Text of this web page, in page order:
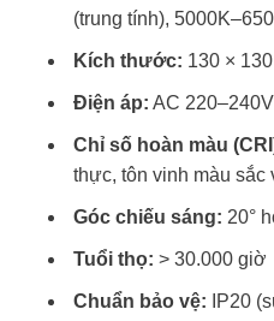
(trung tính),
Kích thước: 130 ×
Điện áp: AC 220–240V
Chỉ số hoàn màu
thực, tôn vinh màu sắc
Góc chiếu sáng: 20°
Tuổi thọ: > 30.000 giờ
Chuẩn bảo vệ: IP20